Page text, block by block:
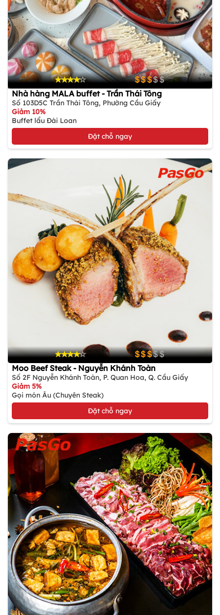
Nhà hàng MALA buffet - Trần Thái Tông
Số 103D5C Trần Thái Tông, Phường Cầu Giấy
Giảm 10%
Buffet lẩu Đài Loan
Đặt chỗ ngay
Moo Beef Steak - Nguyễn Khánh Toàn
Số 2F Nguyễn Khánh Toàn, P. Quan Hoa, Q. Cầu Giấy
Giảm 5%
Gọi món Âu (Chuyên Steak)
Đặt chỗ ngay